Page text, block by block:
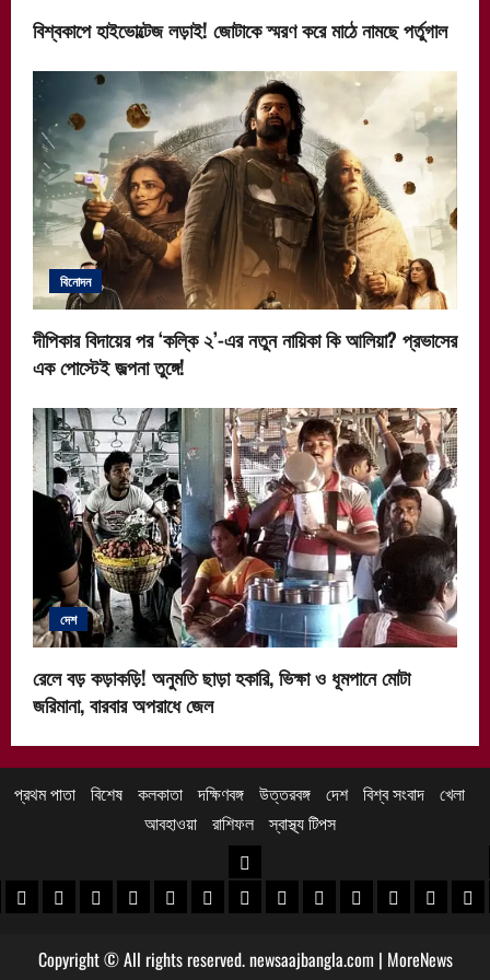
বিশ্বকাপে হাইভোল্টেজ লড়াই! জোটাকে স্মরণ করে মাঠে নামছে পর্তুগাল
বিনোদন
দীপিকার বিদায়ের পর ‘কল্কি ২’-এর নতুন নায়িকা কি আলিয়া? প্রভাসের
এক পোস্টেই জল্পনা তুঙ্গে!
দেশ
রেলে বড় কড়াকড়ি! অনুমতি ছাড়া হকারি, ভিক্ষা ও ধূমপানে মোটা
জরিমানা, বারবার অপরাধে জেল
প্রথম পাতা বিশেষ কলকাতা দক্ষিণবঙ্গ উত্তরবঙ্গ দেশ বিশ্ব সংবাদ খেলা
আবহাওয়া
রাশিফল স্বাস্থ্য টিপস
খবর
খবর
পুরুলিয়া খবর
বাঁকুড়া খবরপশ্চিম বর্ধমান খবর
পূর্ব বর্ধমান খবর
বীরভূম খবরমুর্শিদাবাদ খবর
উত্তরবঙ্গ
কোচবিহার নিউজ
আলিপুরদুয়ার খবর
জলপাইগুড়ি খবর
শিলিগুড়ি খবর
উত্তরদক্ষিণ
Copyright © All rights reserved. newsaajbangla.com | MoreNews